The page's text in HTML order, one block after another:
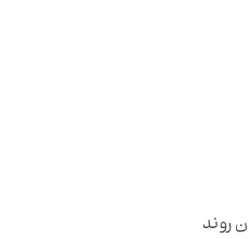
روند